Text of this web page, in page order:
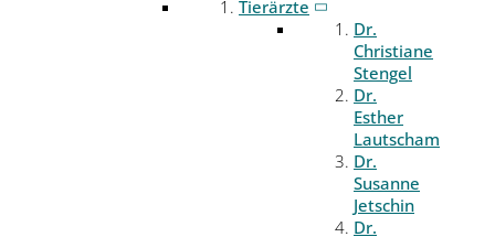
Tierärzte
Dr.
Christiane
Stengel
Dr.
Esther
Lautscham
Dr.
Susanne
Jetschin
Dr.